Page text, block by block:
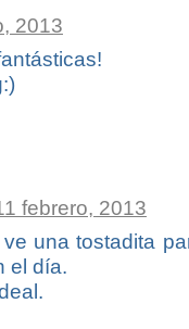
2013
febrero, 2013
una tostadita
el día.